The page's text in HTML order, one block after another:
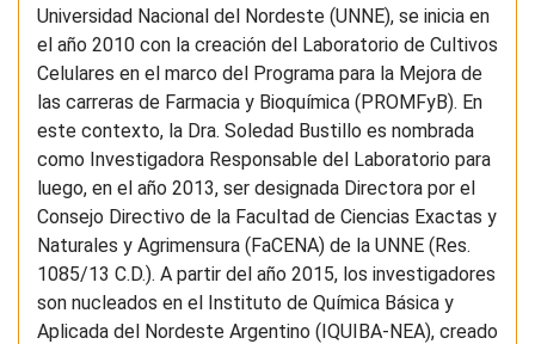
Universidad Nacional del Nordeste (UNNE), se inicia en
el año 2010 con la creación del Laboratorio de Cultivos
Celulares en el marco del Programa para la Mejora de
las carreras de Farmacia y Bioquímica (PROMFyB). En
este contexto, la Dra. Soledad Bustillo es nombrada
como Investigadora Responsable del Laboratorio para
luego, en el año 2013, ser designada Directora por el
Consejo Directivo de la Facultad de Ciencias Exactas y
Naturales y Agrimensura (FaCENA) de la UNNE (Res.
1085/13 C.D.). A partir del año 2015, los investigadores
son nucleados en el Instituto de Química Básica y
Aplicada del Nordeste Argentino (IQUIBA-NEA), creado